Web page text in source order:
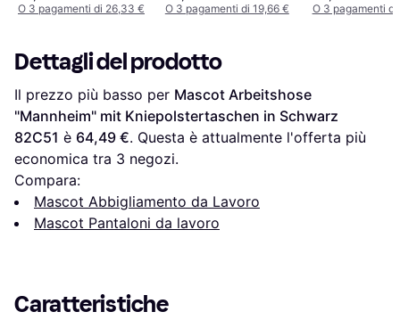
O 3 pagamenti di 26,33 € O 3 pagamenti di 19,66 € O 3 pagamenti di
Dettagli del prodotto
Il prezzo più basso per Mascot Arbeitshose
"Mannheim" mit Kniepolstertaschen in Schwarz
82C51 è 64,49 €. Questa è attualmente l'offerta più
economica tra 3 negozi.
Compara:
Mascot Abbigliamento da Lavoro
Mascot Pantaloni da lavoro
Caratteristiche